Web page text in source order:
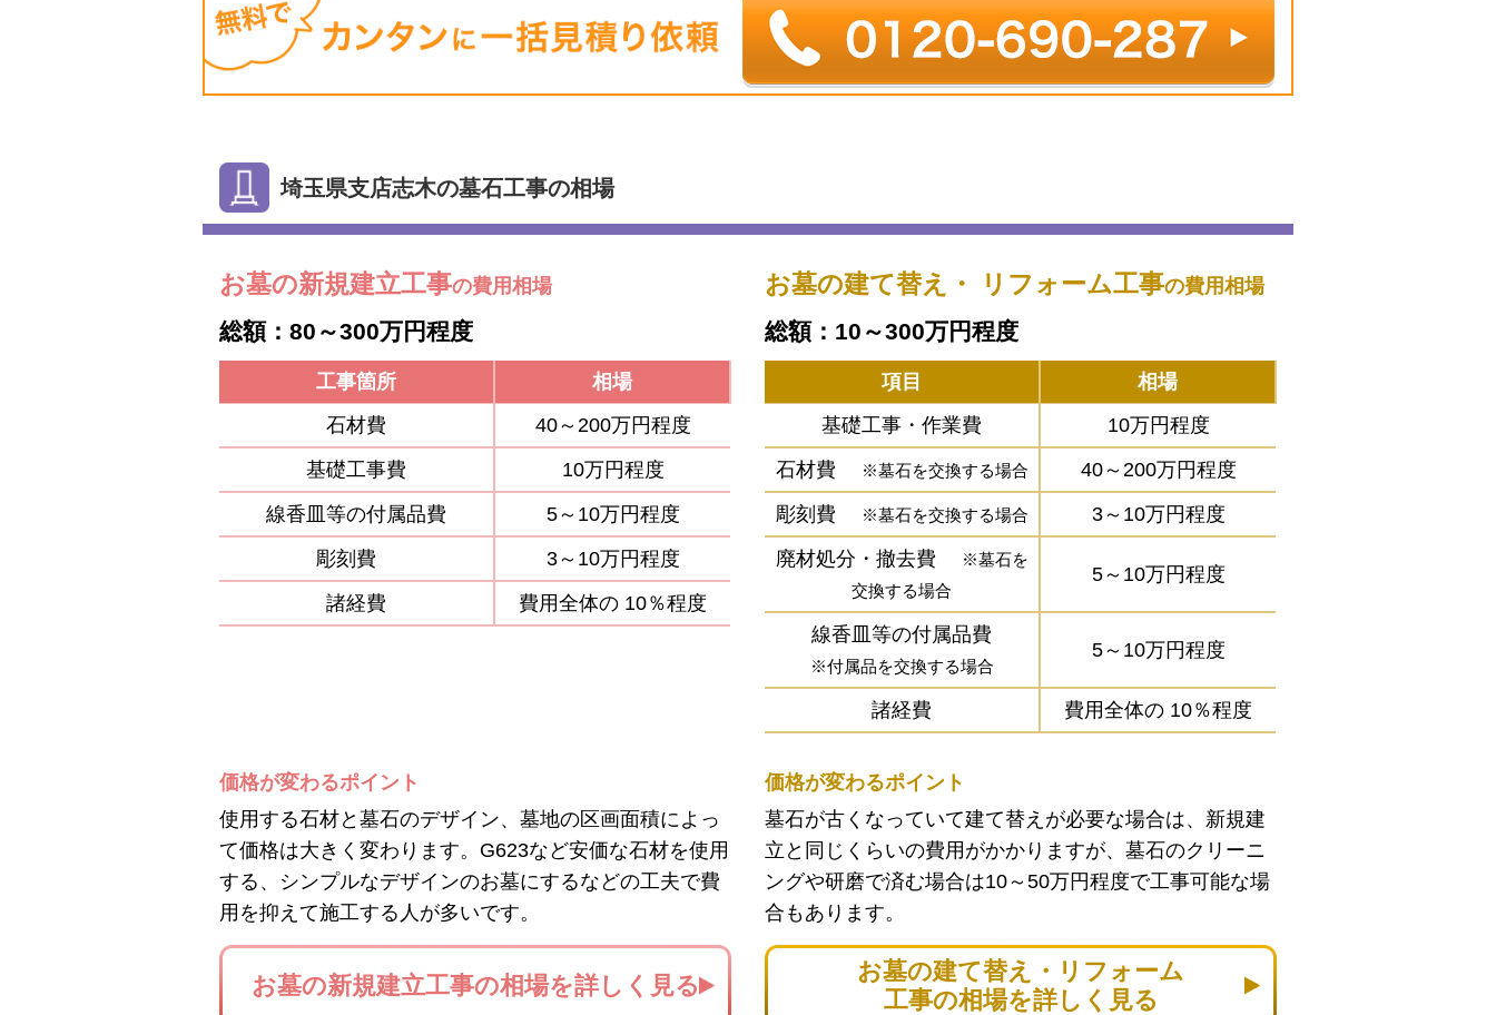
埼玉県支店志木の墓石工事の相場
お墓の新規建立工事の費用相場
総額：80～300万円程度
工事箇所
相場
石材費
40～200万円程度
基礎工事費
10万円程度
線香皿等の付属品費
5～10万円程度
彫刻費
3～10万円程度
諸経費
費用全体の 10％程度
価格が変わるポイント
使用する石材と墓石のデザイン、墓地の区画面積によっ
て価格は大きく変わります。G623など安価な石材を使用
する、シンプルなデザインのお墓にするなどの工夫で費
用を抑えて施工する人が多いです。
お墓の新規建立工事の相場を詳しく見る
お墓の建て替え・ リフォーム工事の費用相場
総額：10～300万円程度
項目
相場
基礎工事・作業費
10万円程度
石材費
※墓石を交換する場合
40～200万円程度
彫刻費
※墓石を交換する場合
3～10万円程度
廃材処分・撤去費
※墓石を
交換する場合
5～10万円程度
線香皿等の付属品費
※付属品を交換する場合
5～10万円程度
諸経費 費用全体の 10％程度
価格が変わるポイント
墓石が古くなっていて建て替えが必要な場合は、新規建
立と同じくらいの費用がかかりますが、墓石のクリーニ
ングや研磨で済む場合は10～50万円程度で工事可能な場
合もあります。
お墓の建て替え・リフォーム
工事の相場を詳しく見る